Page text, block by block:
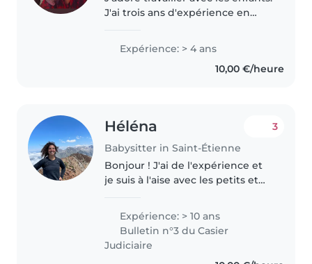
J'ai trois ans d'expérience en
auprès de bébés et de tout-
petits. J'ai également de
l'expérience avec des enfants
Expérience: > 4 ans
10,00 €/heure
Héléna
Babysitter in Saint-Étienne
3
Bonjour ! J'ai de l'expérience et
je suis à l'aise avec les petits et
avec des jeux de société, des
chansons, des activités
manuelles ou avec de la..
Expérience: > 10 ans
Bulletin n°3 du Casier
Judiciaire